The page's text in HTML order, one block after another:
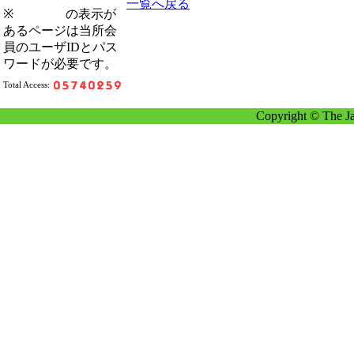
※
の表示が
あるページは当所会
員のユーザIDとパス
ワードが必要です。
Total Access:
一覧へ戻る
Copyright © The